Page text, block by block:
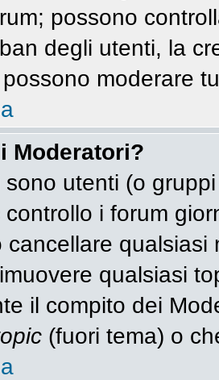
possono
degli utenti, la
moderare
Moderatori?
sono utenti (o
i forum
cancellare
qualsiasi
il compito dei
(fuori tema) o